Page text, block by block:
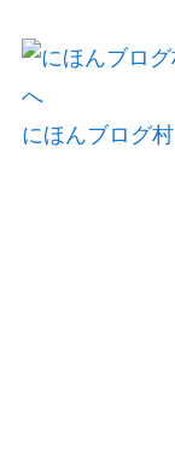
にほんブログ村